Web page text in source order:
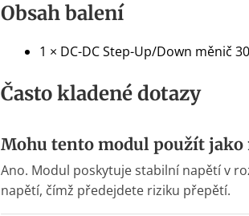
Obsah balení
1 × DC-DC Step-Up/Down měnič
Často kladené dotazy
Mohu tento modul použít jako
Ano. Modul poskytuje stabilní napětí v
napětí, čímž předejdete riziku přepětí.